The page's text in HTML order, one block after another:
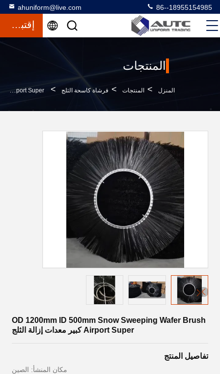
ahuniform@live.com 86--18955154985
إقتباس
المنتجات
المنزل > المنتجات > فرشاة كاسحة الثلج > OD 1200mm ID 500mm Snow Sweeping Wafer Brush Airport Super كبير معدات إزالة الثلج
OD 1200mm ID 500mm Snow Sweeping Wafer Brush
Airport Super كبير معدات إزالة الثلج
تفاصيل المنتج
مكان المنشأ: الصين